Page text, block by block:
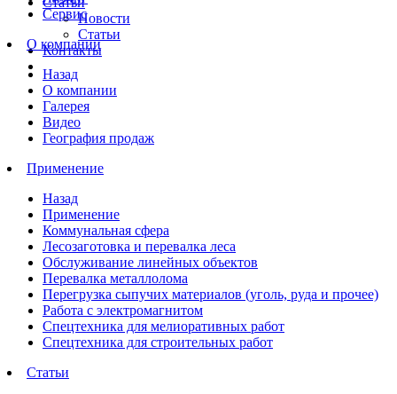
Новости
Статьи
Контакты
Сервис
О компании
Назад
О компании
Галерея
Видео
География продаж
Применение
Назад
Применение
Коммунальная сфера
Лесозаготовка и перевалка леса
Обслуживание линейных объектов
Перевалка металлолома
Перегрузка сыпучих материалов (уголь, руда и прочее)
Работа с электромагнитом
Спецтехника для мелиоративных работ
Спецтехника для строительных работ
Статьи